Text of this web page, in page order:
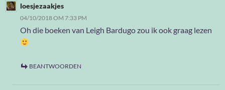
loesjezaakjes
04/10/2018 OM 7:33 PM
Oh die boeken van Leigh Bardugo zou ik ook graag lezen
BEANTWOORDEN